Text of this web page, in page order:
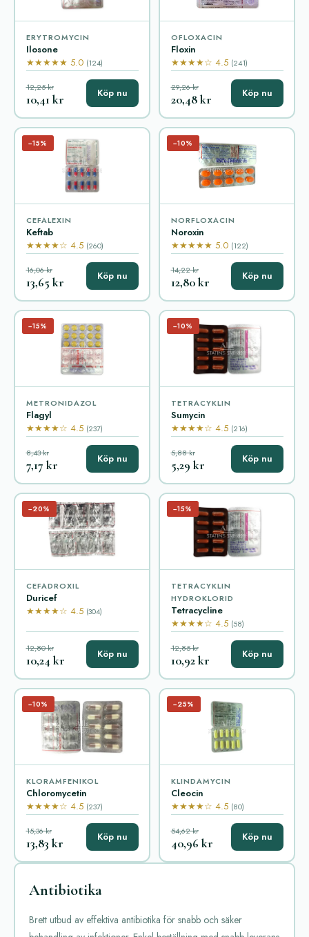
ERYTROMYCIN
Ilosone
★★★★★ 5.0 (124)
12,25 kr
10,41 kr Köp nu
OFLOXACIN
Floxin
★★★★☆ 4.5 (241)
29,26 kr
20,48 kr Köp nu
−15%
CEFALEXIN
Keftab
★★★★☆ 4.5 (260)
16,06 kr
13,65 kr Köp nu
−10%
NORFLOXACIN
Noroxin
★★★★★ 5.0 (122)
14,22 kr
12,80 kr Köp nu
−15%
METRONIDAZOL
Flagyl
★★★★☆ 4.5 (237)
8,43 kr
7,17 kr Köp nu
−10%
TETRACYKLIN
Sumycin
★★★★☆ 4.5 (216)
5,88 kr
5,29 kr Köp nu
−20%
CEFADROXIL
Duricef
★★★★☆ 4.5 (304)
12,80 kr
10,24 kr Köp nu
−15%
TETRACYKLIN
HYDROKLORID
Tetracycline
★★★★☆ 4.5 (58)
12,85 kr
10,92 kr Köp nu
−10%
KLORAMFENIKOL
Chloromycetin
★★★★☆ 4.5 (237)
15,36 kr
13,83 kr Köp nu
−25%
KLINDAMYCIN
Cleocin
★★★★☆ 4.5 (80)
54,62 kr
40,96 kr Köp nu
Antibiotika
Brett utbud av effektiva antibiotika för snabb och säker